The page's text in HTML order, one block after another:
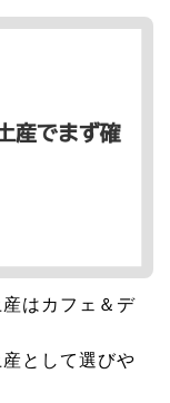
はカフェ＆デ
として選びや